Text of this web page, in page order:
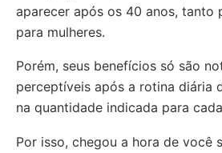
aparecer após os 40 anos, tanto
para mulheres.
Porém, seus benefícios só são
perceptíveis após a rotina diária
na quantidade indicada para
Por isso, chegou a hora de você